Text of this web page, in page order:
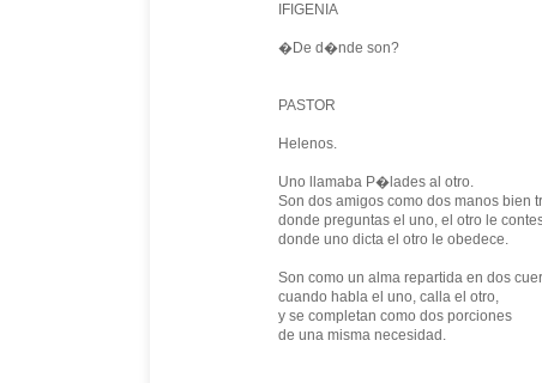
IFIGENIA
�De d�nde son?
PASTOR
Helenos.
Uno llamaba P�lades al otro.
Son dos amigos como dos manos bien
donde preguntas el uno, el otro le
donde uno dicta el otro le obedece.
Son como un alma repartida en dos
cuando habla el uno, calla el otro,
y se completan como dos porciones
de una misma necesidad.